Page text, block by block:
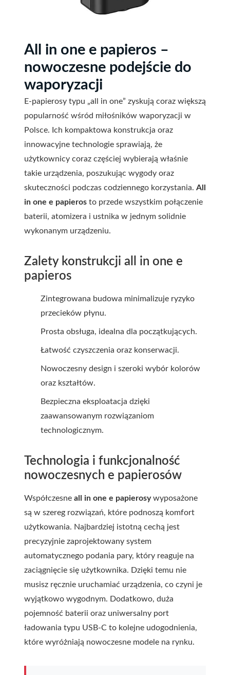
All in one e papieros –
nowoczesne podejście do
waporyzacji
E-papierosy typu „all in one” zyskują coraz większą
popularność wśród miłośników waporyzacji w
Polsce. Ich kompaktowa konstrukcja oraz
innowacyjne technologie sprawiają, że
użytkownicy coraz częściej wybierają właśnie
takie urządzenia, poszukując wygody oraz
skuteczności podczas codziennego korzystania. All
in one e papieros to przede wszystkim połączenie
baterii, atomizera i ustnika w jednym solidnie
wykonanym urządzeniu.
Zalety konstrukcji all in one e
papieros
Zintegrowana budowa minimalizuje ryzyko
przecieków płynu.
Prosta obsługa, idealna dla początkujących.
Łatwość czyszczenia oraz konserwacji.
Nowoczesny design i szeroki wybór kolorów
oraz kształtów.
Bezpieczna eksploatacja dzięki
zaawansowanym rozwiązaniom
technologicznym.
Technologia i funkcjonalność
nowoczesnych e papierosów
Współczesne all in one e papierosywyposażone
są w szereg rozwiązań, które podnoszą komfort
użytkowania. Najbardziej istotną cechą jest
precyzyjnie zaprojektowany system
automatycznego podania pary, który reaguje na
zaciągnięcie się użytkownika. Dzięki temu nie
musisz ręcznie uruchamiać urządzenia, co czyni je
wyjątkowo wygodnym. Dodatkowo, duża
pojemność baterii oraz uniwersalny port
ładowania typu USB-C to kolejne udogodnienia,
które wyróżniają nowoczesne modele na rynku.